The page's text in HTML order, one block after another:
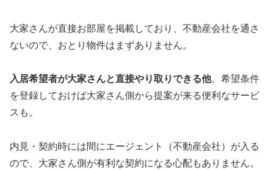
大家さんが直接お部屋を掲載しており、不動産会社を通さ
ないので、おとり物件はまずありません。
入居希望者が大家さんと直接やり取りできる他、希望条件
を登録しておけば大家さん側から提案が来る便利なサービ
スも。
内見・契約時には間にエージェント（不動産会社）が入る
ので、大家さん側が有利な契約になる心配もありません。